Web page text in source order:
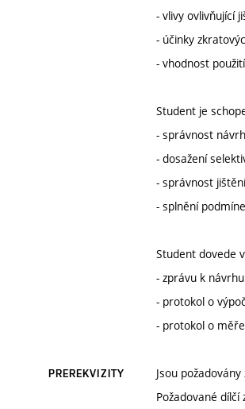
- vlivy ovlivňující
- účinky
- vhodnost
Student je
- správnost
- dosažení
- správnost
- splnění
Student dovede
- zprávu k
- protokol o
- protokol o
PREREKVIZITY
Jsou
Požadované dílčí